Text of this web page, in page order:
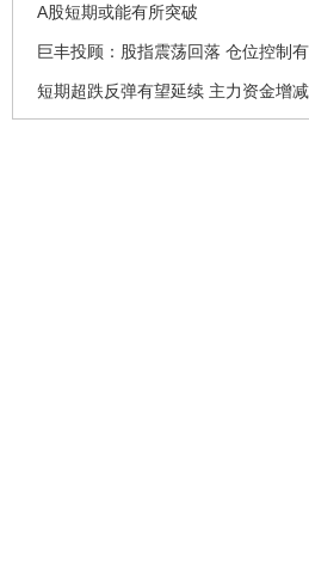
A股短期或能有所突破
巨丰投顾：股指震荡回落 仓位控制
短期超跌反弹有望延续 主力资金增